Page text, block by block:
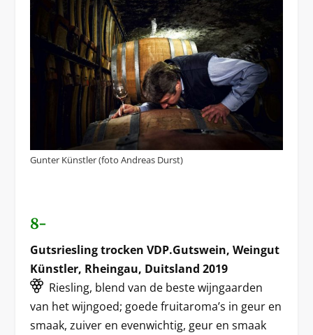
Gunter Künstler (foto Andreas Durst)
8-
Gutsriesling trocken VDP.Gutswein, Weingut
Künstler, Rheingau, Duitsland 2019
Riesling, blend van de beste wijngaarden
van het wijngoed; goede fruitaroma’s in geur en
smaak, zuiver en evenwichtig, geur en smaak